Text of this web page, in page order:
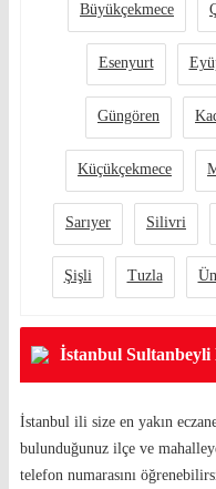
Büyükçekmece
Esenyurt
Güngören
Küçükçekmece
Sarıyer Silivri
Şişli Tuzla
İstanbul Sultanbeyli
İstanbul ili size en yakın
bulunduğunuz ilçe ve
telefon numarasını